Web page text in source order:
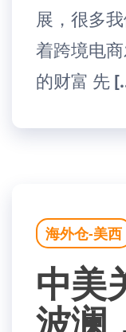
展，很多
着跨境电
的财富 先
海外仓-美西
中美
波澜